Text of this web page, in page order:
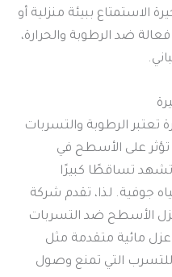
الاستمتاع ببيئة منزلية أو
فعالة ضد الرطوبة والحرارة،
الرطوبة والتسربات
تؤثر على الأسطح في
تشهد تساقطًا كبيرًا
جوفية. لذا، تقدم شركة
الأسطح ضد التسربات
عزل مائية متقدمة مثل
للتسرب التي تمنع وصول